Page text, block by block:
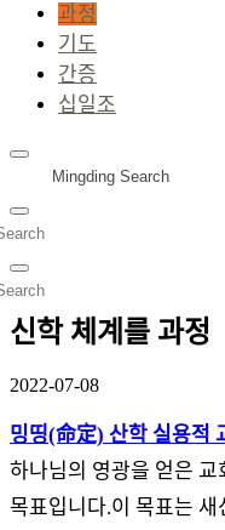
과정
기도
간증
십일조
신학 체계를 과정
2022-07-08
밍띵(命定) 산학 실용적
하나님의 영광을 얻은 교
목표입니다.이 목표는